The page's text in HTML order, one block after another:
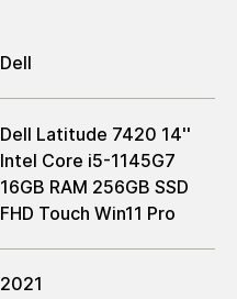
Dell
Dell Latitude 7420 14''
Intel Core i5-1145G7
16GB RAM 256GB SSD
FHD Touch Win11 Pro
2021